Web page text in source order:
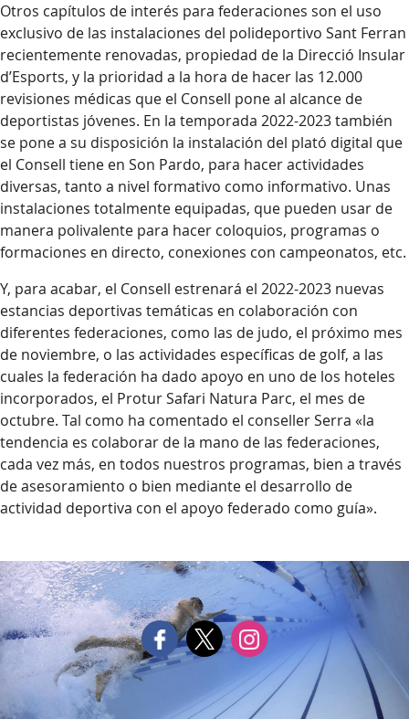
Otros capítulos de interés para federaciones son el uso
exclusivo de las instalaciones del polideportivo Sant Ferran
recientemente renovadas, propiedad de la Direcció Insular
d’Esports, y la prioridad a la hora de hacer las 12.000
revisiones médicas que el Consell pone al alcance de
deportistas jóvenes. En la temporada 2022-2023 también
se pone a su disposición la instalación del plató digital que
el Consell tiene en Son Pardo, para hacer actividades
diversas, tanto a nivel formativo como informativo. Unas
instalaciones totalmente equipadas, que pueden usar de
manera polivalente para hacer coloquios, programas o
formaciones en directo, conexiones con campeonatos, etc.
Y, para acabar, el Consell estrenará el 2022-2023 nuevas
estancias deportivas temáticas en colaboración con
diferentes federaciones, como las de judo, el próximo mes
de noviembre, o las actividades específicas de golf, a las
cuales la federación ha dado apoyo en uno de los hoteles
incorporados, el Protur Safari Natura Parc, el mes de
octubre. Tal como ha comentado el conseller Serra «la
tendencia es colaborar de la mano de las federaciones,
cada vez más, en todos nuestros programas, bien a través
de asesoramiento o bien mediante el desarrollo de
actividad deportiva con el apoyo federado como guía».